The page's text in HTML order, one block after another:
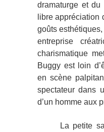
dramaturge et
libre appréciation
goûts
entreprise
charismatique
Buggy est loin
en scène
spectateur dans
d’un homme aux
La petite